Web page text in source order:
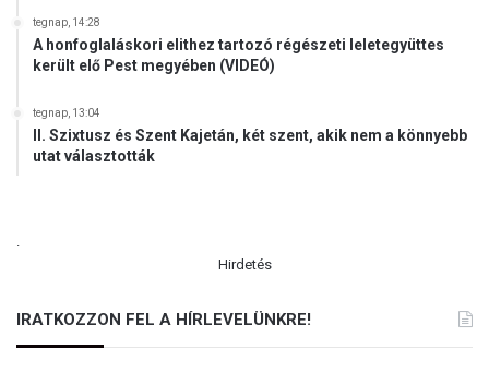
tegnap, 14:28
A honfoglaláskori elithez tartozó régészeti leletegyüttes
került elő Pest megyében (VIDEÓ)
tegnap, 13:04
II. Szixtusz és Szent Kajetán, két szent, akik nem a könnyebb
utat választották
.
Hirdetés
IRATKOZZON FEL A HÍRLEVELÜNKRE!